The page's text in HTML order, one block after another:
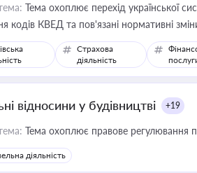
Тема охоплює перехід української
кодів КВЕД та пов'язані нормативні
Страхова
діяльність
відносини у будівництві +19
Тема охоплює правове регулювання
діяльність